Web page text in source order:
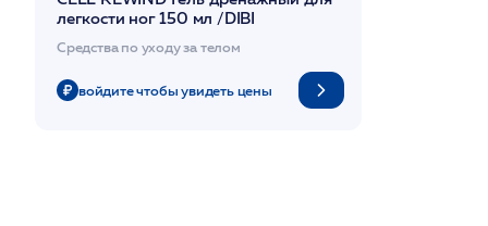
легкости ног 150 мл /DIBI
Средства по уходу за телом
войдите чтобы увидеть цены